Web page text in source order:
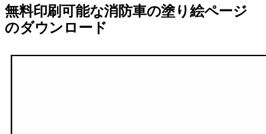
無料印刷可能な消防車の塗り絵ページ
のダウンロード